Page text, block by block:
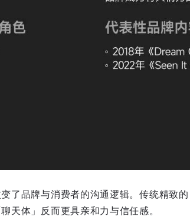
了品牌与消费者的沟通逻辑。传统精致
天体」反而更具亲和力与信任感。